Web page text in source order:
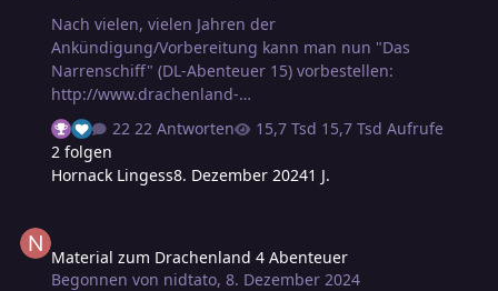
Nach vielen, vielen Jahren der
Ankündigung/Vorbereitung kann man nun "Das
Narrenschiff" (DL-Abenteuer 15) vorbestellen:
http://www.drachenland-
verlag.de/Programm/Drachenland.shtml Auslieferung
ist nach Auskunft des Verlags für Mai (2017) geplant!
22 Antworten
15,7 Tsd Aufrufe
2 folgen
Hornack Lingess8. Dezember 20241 J.
Material zum Drachenland 4 Abenteuer
Begonnen von nidtato,8. Dezember 2024